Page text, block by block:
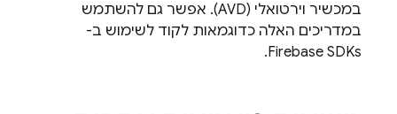
במכשיר וירטואלי (AVD). אפשר גם להשתמש
במדריכים האלה כדוגמאות לקוד לשימוש ב-
Firebase SDKs.